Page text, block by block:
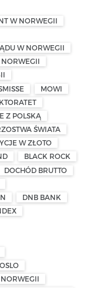
W NORWEGII
W NORWEGII
NORWEGII
MOWI
Z POLSKĄ
ŚWIATA
W ZŁOTO
BLACK ROCK
DOCHÓD BRUTTO
DNB BANK